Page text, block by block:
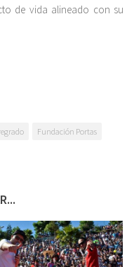
de vida alineado con su
Fundación Portas